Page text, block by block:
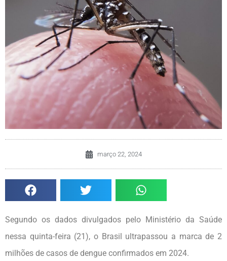
março 22, 2024
Segundo os dados divulgados pelo Ministério da Saúde
nessa quinta-feira (21), o Brasil ultrapassou a marca de 2
milhões de casos de dengue confirmados em 2024.